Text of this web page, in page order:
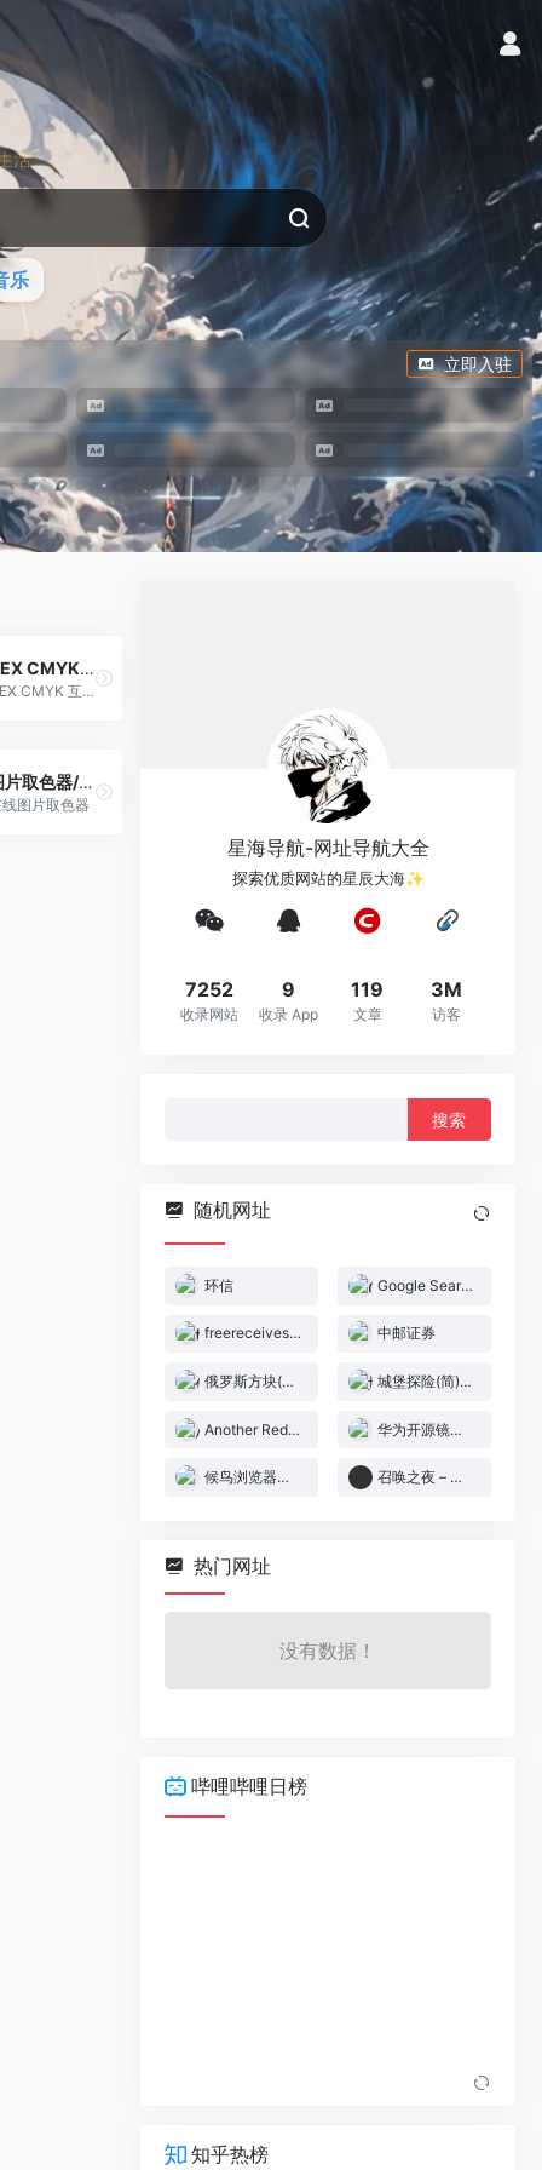
活
乐
立即入驻
HEX CMYK 转换工具
HEX CMYK 互转工具
图片取色器/拾色器
图片取色器
星海导航-网址导航大全
探索优质网站的星辰大海✨
7252
收录网站
9
收录 App
119
文章
3M
访客
随机网址
环信 Google Search Console
freereceivesms短信接收 中邮证券
俄罗斯方块(简)[虫虫](US)[PUZ](0.37Mb) 城堡探险(简)[MM之神](JP)[ACT](0.5Mb)
Another Redis Desktop Manager 华为开源镜像站
候鸟浏览器官网 召唤之夜 – 铸剑物语 2[盗版](简)(JP)(128Mb)
热门网址
没有数据！
哔哩哔哩日榜
知乎热榜